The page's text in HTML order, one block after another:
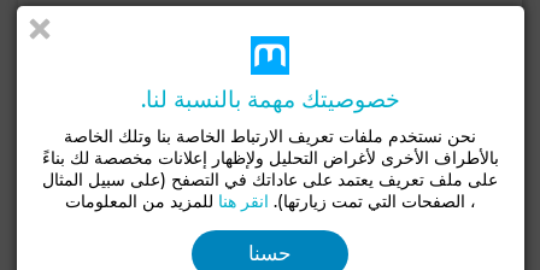
خصوصيتك مهمة بالنسبة لنا.
نحن نستخدم ملفات تعريف الارتباط الخاصة بنا وتلك الخاصة
بالأطراف الأخرى لأغراض التحليل ولإظهار إعلانات مخصصة لك بناءً
على ملف تعريف يعتمد على عاداتك في التصفح (على سبيل المثال
، الصفحات التي تمت زيارتها). انقر هنا للمزيد من المعلومات
حسنا